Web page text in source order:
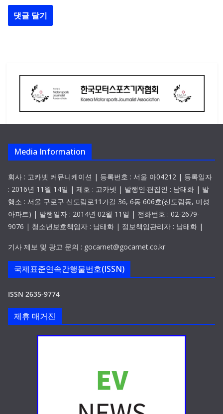
Media Information
회사 : 고카넷 커뮤니케이션 | 등록번호 : 서울 아04212 | 등록일자
: 2016년 11월 14일 | 제호 : 고카넷 | 발행인·편집인 : 남태화 | 발
행소 : 서울 구로구 신도림로11가길 36, 6동 606호(신도림동, 미성
아파트) | 발행일자 : 2014년 02월 11일 | 전화번호 : 02-2679-
9076 | 청소년보호책임자 : 남태화 | 정보책임관리자 : 남태화 |
기사 제보 및 광고 문의 : gocarnet@gocarnet.co.kr
국제표준연속간행물번호(ISSN)
ISSN 2635-9774
제휴 매거진